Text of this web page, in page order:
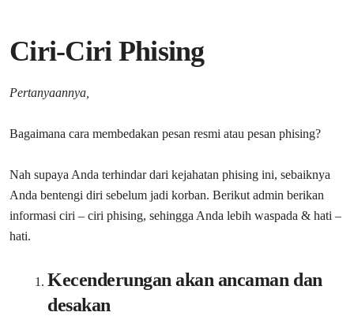
Ciri-Ciri Phising
Pertanyaannya,
Bagaimana cara membedakan pesan resmi atau pesan phising?
Nah supaya Anda terhindar dari kejahatan phising ini, sebaiknya
Anda bentengi diri sebelum jadi korban. Berikut admin berikan
informasi ciri – ciri phising, sehingga Anda lebih waspada & hati –
hati.
Kecenderungan akan ancaman dan
desakan